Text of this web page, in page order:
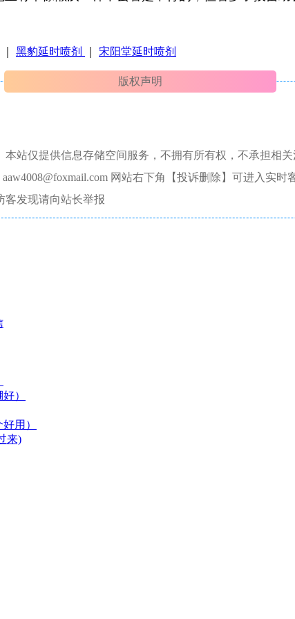
黑豹延时喷剂 宋阳堂延时喷剂
版权声明
站仅提供信息存储空间服务，不拥有所有权，不承担相
网站右下角【投诉删除】可进入实时
客发现请向站长举报
）
用）
来)